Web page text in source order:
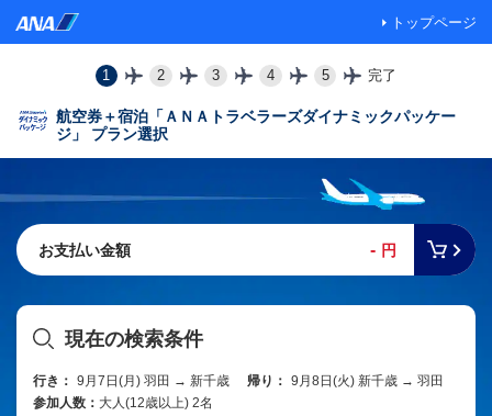
トップページ
1 2 3 4 5 完了
航空券＋宿泊「ＡＮＡトラベラーズダイナミックパッケー
ジ」 プラン選択
お支払い金額 - 円
現在の検索条件
行き： 9月7日(月) 羽田 → 新千歳 帰り： 9月8日(火) 新千歳 → 羽田
参加人数： 大人(12歳以上) 2名